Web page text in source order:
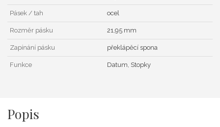
Pásek / tah ocel
Rozměr pásku 21,95 mm
Zapínání pásku překlápěcí spona
Funkce Datum, Stopky
Popis